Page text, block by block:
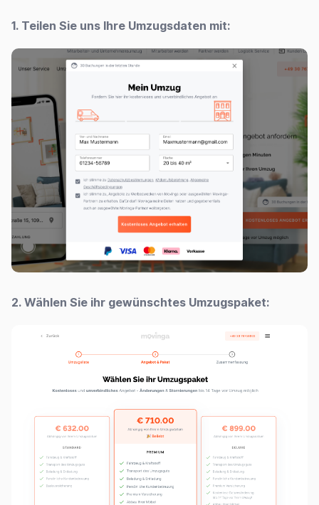
1. Teilen Sie uns Ihre Umzugsdaten mit:
2. Wählen Sie ihr gewünschtes Umzugspaket: